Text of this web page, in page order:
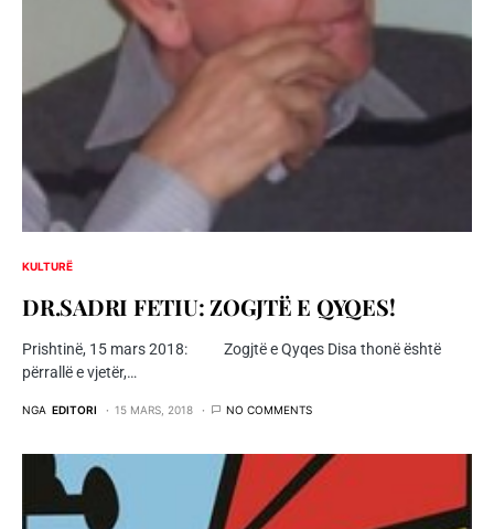
KULTURË
DR.SADRI FETIU: ZOGJTË E QYQES!
Prishtinë, 15 mars 2018: Zogjtë e Qyqes Disa thonë është
përrallë e vjetër,…
NGA EDITORI 15 MARS, 2018 NO COMMENTS